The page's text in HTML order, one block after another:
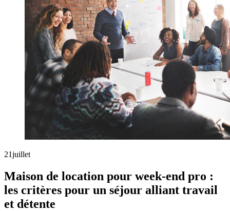
21juillet
Maison de location pour week-end pro :
les critères pour un séjour alliant travail
et détente